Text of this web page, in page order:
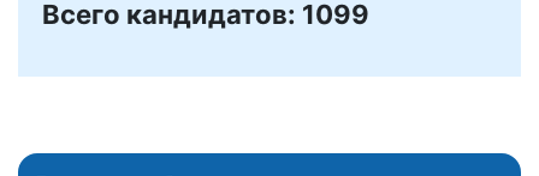
Всего кандидатов: 1099